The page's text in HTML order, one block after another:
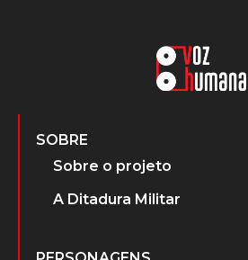
SOBRE
Sobre o projeto
A Ditadura Militar